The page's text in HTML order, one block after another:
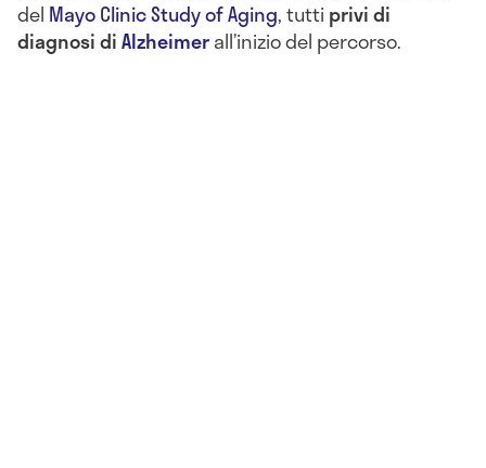
del Mayo Clinic Study of Aging, tutti privi di
diagnosi diAlzheimerall’inizio del percorso.